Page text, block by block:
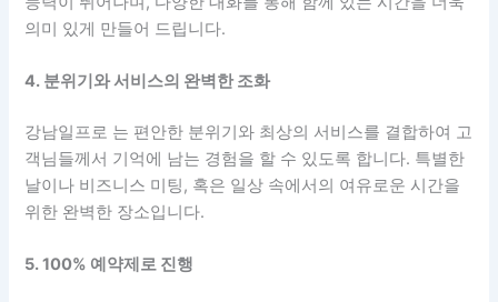
의미 있게 만들어 드립니다.
4. 분위기와 서비스의 완벽한 조화
강남일프로 는 편안한 분위기와 최상의 서비스를 결합하여 고
객님들께서 기억에 남는 경험을 할 수 있도록 합니다. 특별한
날이나 비즈니스 미팅, 혹은 일상 속에서의 여유로운 시간을
위한 완벽한 장소입니다.
5. 100% 예약제로 진행